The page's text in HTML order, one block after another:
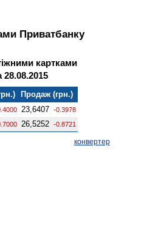
Приватбанку
картками
Продаж (грн.)
23,6407 -0.3978
26,5252 -0.8721
конвертер